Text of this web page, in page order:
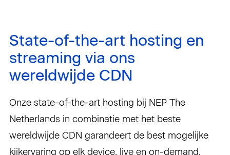
State-of-the-art hosting en
streaming via ons
wereldwijde CDN
Onze state-of-the-art hosting bij NEP The
Netherlands in combinatie met het beste
wereldwijde CDN garandeert de best mogelijke
kijkervaring op elk device, live en on-demand.